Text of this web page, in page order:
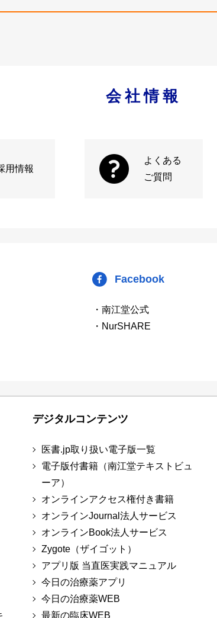
会社情報
用情報
よくある
ご質問
Facebook
・南江堂公式
・NurSHARE
デジタルコンテンツ
医書.jp取り扱い電子版一覧
電子版付書籍（南江堂テキストビュ
ーア）
オンラインアクセス権付き書籍
オンラインJournal法人サービス
オンラインBook法人サービス
Zygote（ザイゴット）
アプリ版 当直医実践マニュアル
今日の治療薬アプリ
今日の治療薬WEB
最新の臨床WEB